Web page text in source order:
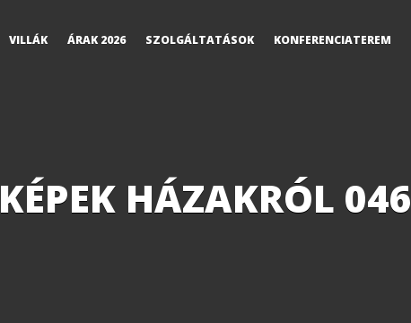
VILLÁK ÁRAK 2026 SZOLGÁLTATÁSOK KONFERENCIATEREM
KÉPEK HÁZAKRÓL 046